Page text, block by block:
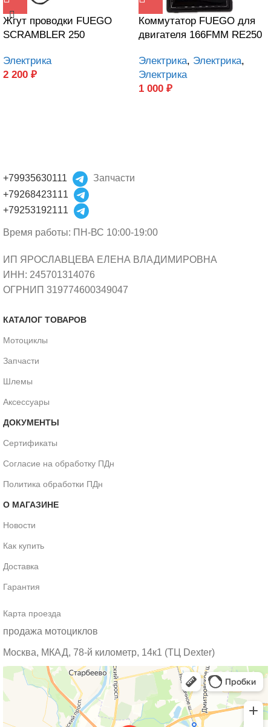
Жгут проводки FUEGO
SCRAMBLER 250
Электрика
2 200 ₽
Коммутатор FUEGO для
двигателя 166FMM RE250
Электрика, Электрика,
Электрика
1 000 ₽
+79935630111
Запчасти
+79268423111
+79253192111
Время работы: ПН-ВС 10:00-19:00
ИП ЯРОСЛАВЦЕВА ЕЛЕНА ВЛАДИМИРОВНА
ИНН: 245701314076
ОГРНИП 319774600349047
КАТАЛОГ ТОВАРОВ
Мотоциклы
Запчасти
Шлемы
Аксессуары
ДОКУМЕНТЫ
Сертификаты
Согласие на обработку ПДн
Политика обработки ПДн
О МАГАЗИНЕ
Новости
Как купить
Доставка
Гарантия
Карта проезда
продажа мотоциклов
Москва, МКАД, 78-й километр, 14к1 (ТЦ Dexter)